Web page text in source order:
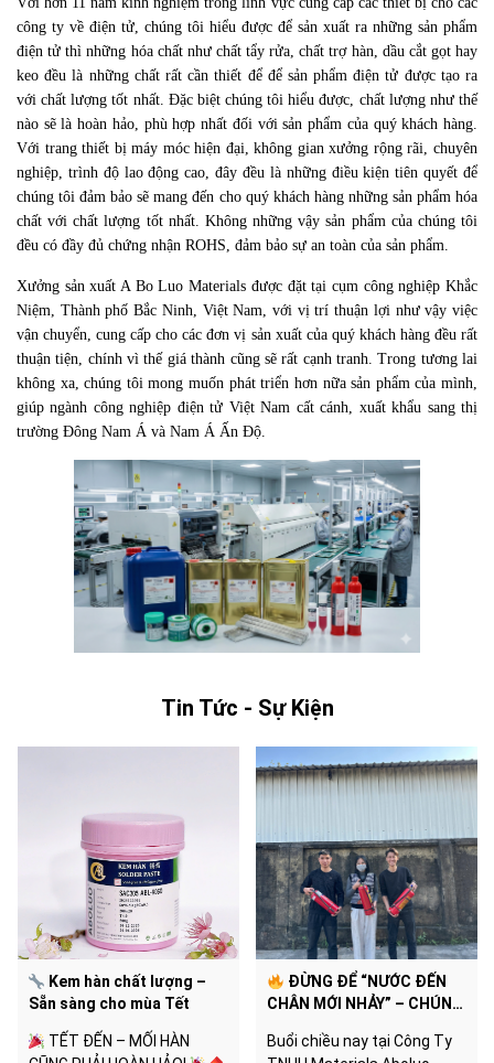
công ty về điện tử, chúng tôi hiểu được để sản xuất ra những sản phẩm
điện tử thì những hóa chất như chất tẩy rửa, chất trợ hàn, dầu cắt gọt hay
keo đều là những chất rất cần thiết để để sản phẩm điện tử được tạo ra
với chất lượng tốt nhất. Đặc biệt chúng tôi hiểu được, chất lượng như thế
nào sẽ là hoàn hảo, phù hợp nhất đối với sản phẩm của quý khách hàng.
Với trang thiết bị máy móc hiện đại, không gian xưởng rộng rãi, chuyên
nghiệp, trình độ lao động cao, đây đều là những điều kiện tiên quyết để
chúng tôi đảm bảo sẽ mang đến cho quý khách hàng những sản phẩm hóa
chất với chất lượng tốt nhất. Không những vậy sản phẩm của chúng tôi
đều có đầy đủ chứng nhận ROHS, đảm bảo sự an toàn của sản phẩm.
Xưởng sản xuất A Bo Luo Materials được đặt tại cụm công nghiệp Khắc
Niệm, Thành phố Bắc Ninh, Việt Nam, với vị trí thuận lợi như vậy việc
vận chuyển, cung cấp cho các đơn vị sản xuất của quý khách hàng đều rất
thuận tiện, chính vì thế giá thành cũng sẽ rất cạnh tranh. Trong tương lai
không xa, chúng tôi mong muốn phát triển hơn nữa sản phẩm của mình,
giúp ngành công nghiệp điện tử Việt Nam cất cánh, xuất khẩu sang thị
trường Đông Nam Á và Nam Á Ấn Độ.
Tin Tức - Sự Kiện
Kem hàn chất lượng –
Sẵn sàng cho mùa Tết
TẾT ĐẾN – MỐI HÀN
ĐỪNG ĐỂ “NƯỚC ĐẾN
CHÂN MỚI NHẢY” – CHÚNG
TÌNH HUỐNG!
Buổi chiều nay tại Công Ty